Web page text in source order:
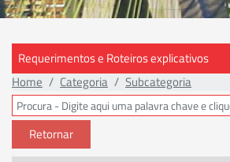
Requerimentos e Roteiros explicativos
Home
Categoria Subcategoria
Retornar